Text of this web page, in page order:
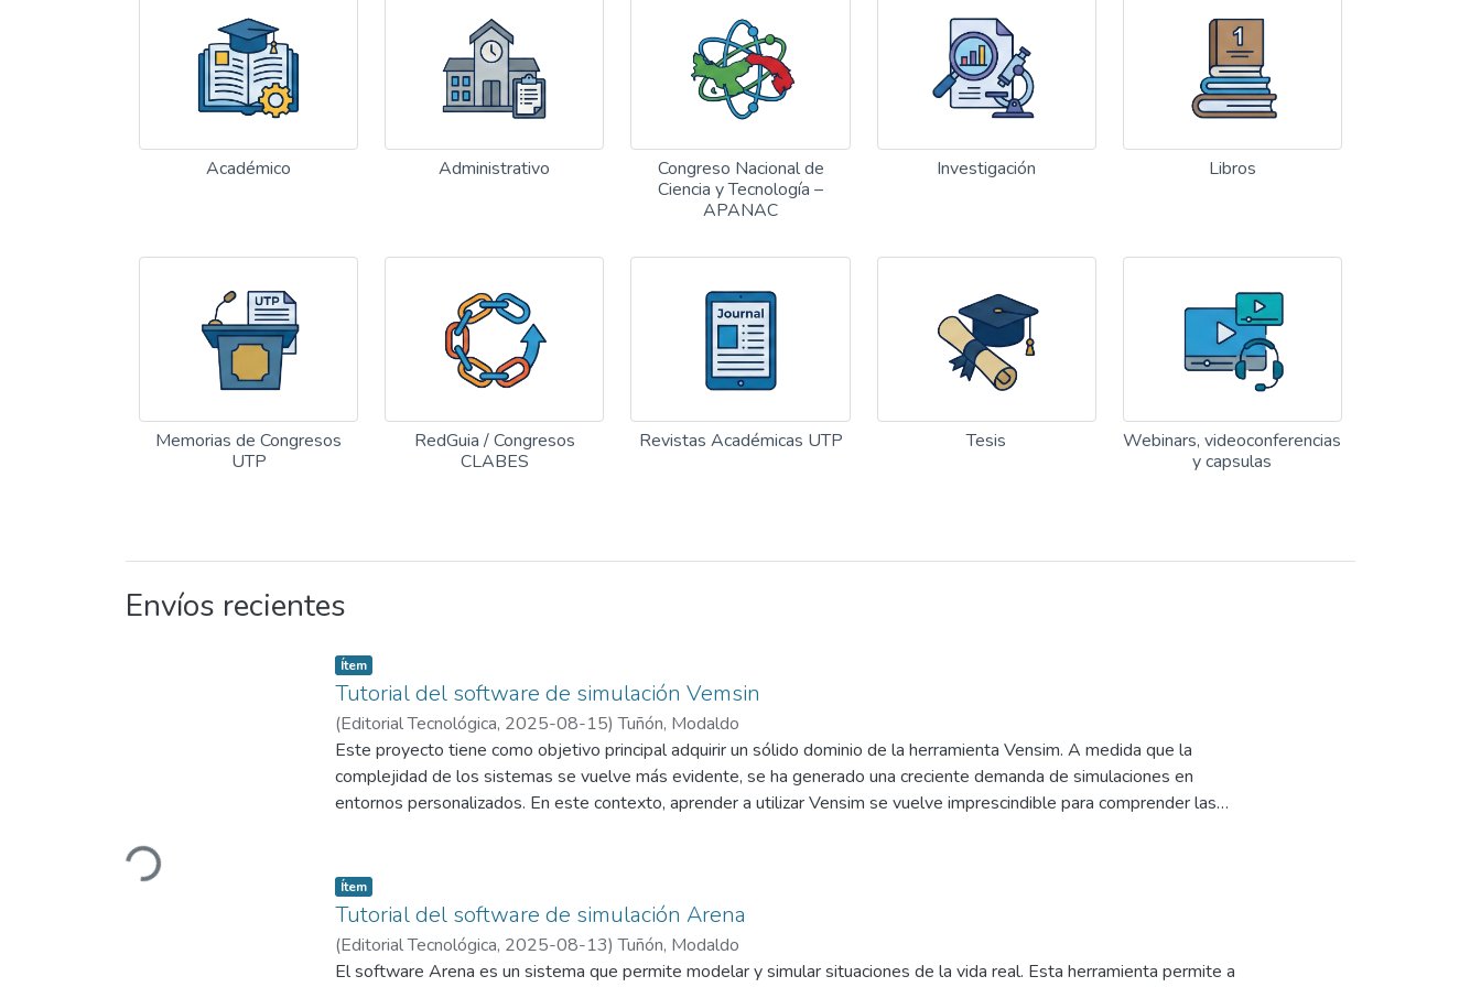
Académico Administrativo
Congreso Nacional de
Ciencia y Tecnología –
APANAC
Investigación Libros
Memorias de Congresos
UTP
RedGuia / Congresos
CLABES
Revistas Académicas UTP Tesis
Webinars, videoconferencias
y capsulas
Envíos recientes
Cargando...
Item type:
Ítem ,
Tutorial del software de simulación Vemsin
(Editorial Tecnológica, 2025-08-15)Tuñón, Modaldo
Este proyecto tiene como objetivo principal adquirir un sólido dominio de la herramienta Vensim. A medida que la
complejidad de los sistemas se vuelve más evidente, se ha generado una creciente demanda de simulaciones en
entornos personalizados. En este contexto, aprender a utilizar Vensim se vuelve imprescindible para comprender las
usuarios una valiosa habilidad para abordar problemas y desafíos en el ámbito del Modelado y la simulación.
La complejidad de un sistema se caracteriza por el número de elementos y las relaciones entre ellos, y es una
característica presente en todos los aspectos de la realidad, incluyendo los sistemas lingüísticos, lógicos y teóricos.
Cuando una acción tiene efectos tanto a corto como a largo plazo, se dice que tiene una "complejidad dinámica", ya que
Item type:
Ítem ,
Tutorial del software de simulación Arena
(Editorial Tecnológica, 2025-08-13)Tuñón, Modaldo
El software Arena es un sistema que permite modelar y simular situaciones de la vida real. Esta herramienta permite a